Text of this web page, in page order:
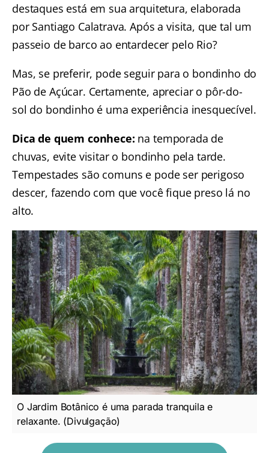
destaques está em sua arquitetura, elaborada
por Santiago Calatrava. Após a visita, que tal um
passeio de barco ao entardecer pelo Rio?
Mas, se preferir, pode seguir para o bondinho do
Pão de Açúcar. Certamente, apreciar o pôr-do-
sol do bondinho é uma experiência inesquecível.
Dica de quem conhece: na temporada de
chuvas, evite visitar o bondinho pela tarde.
Tempestades são comuns e pode ser perigoso
descer, fazendo com que você fique preso lá no
alto.
O Jardim Botânico é uma parada tranquila e
relaxante. (Divulgação)